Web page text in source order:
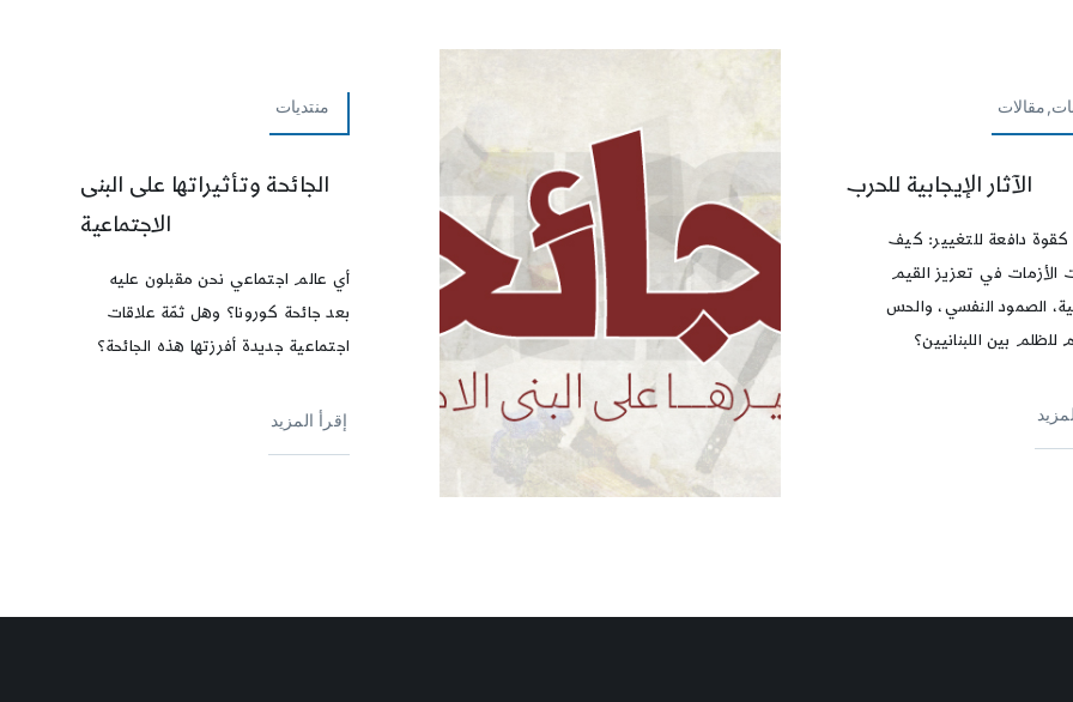
الآثار الإيجابية للحرب
كقوة دافعة للتغيير: كيف
الأزمات في تعزيز القيم
الصمود النفسي، والحس
للظلم بين اللبنانيين؟
منتديات
الجائحة وتأثيراتها على البنى
الاجتماعية
أي عالم اجتماعي نحن مقبلون عليه
بعد جائحة كورونا؟ وهل ثمّة علاقات
اجتماعية جديدة أفرزتها هذه الجائحة؟
إقرأ المزيد